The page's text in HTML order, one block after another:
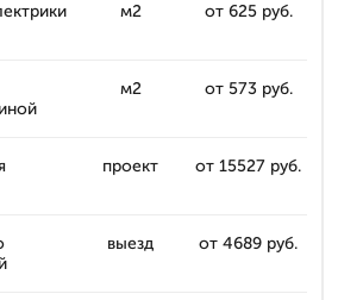
м2 от 625 руб.
м2 от 573 руб.
проект от 15527 руб.
выезд от 4689 руб.